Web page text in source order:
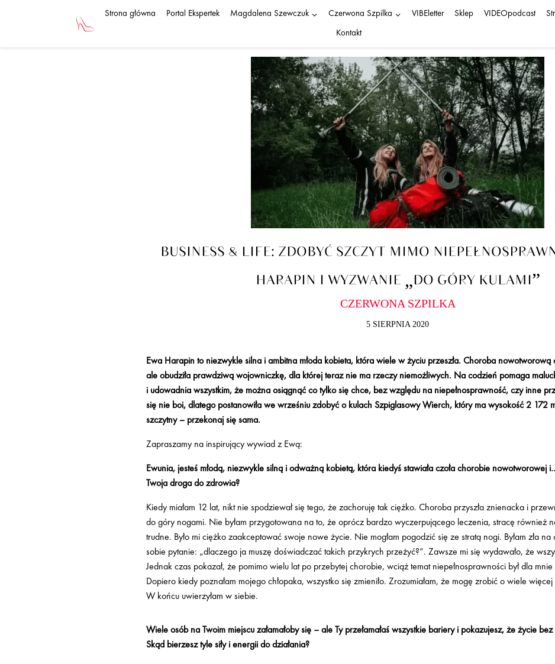
Strona główna Portal Ekspertek Magdalena Szewczuk Czerwona Szpilka VIBEletter Sklep VIDEOpodcast
Kontakt
BUSINESS & LIFE: ZDOBYĆ SZCZYT MIMO
HARAPIN I WYZWANIE „DO GÓRY KULAMI”
CZERWONA SZPILKA
5 SIERPNIA 2020
Ewa Harapin to niezwykle silna i ambitna młoda kobieta, która wiele w życiu przeszła. Choroba
ale obudziła prawdziwą wojowniczkę, dla której teraz nie ma rzeczy niemożliwych. Na codzień pomaga
i udowadnia wszystkim, że można osiągnąć co tylko się chce, bez względu na niepełnosprawność, czy inne
się nie boi, dlatego postanowiła we wrześniu zdobyć o kulach Szpiglasowy Wierch, który ma wysokość 2 172
szczytny – przekonaj się sama.
Zapraszamy na inspirujący wywiad z Ewą:
Ewunia, jesteś młodą, niezwykle silną i odważną kobietą, która kiedyś stawiała czoła chorobie nowotworowej
Twoja droga do zdrowia?
​Kiedy miałam 12 lat, nikt nie spodziewał się tego, że zachoruję tak ciężko. Choroba przyszła znienacka i
do góry nogami. Nie byłam przygotowana na to, że oprócz bardzo wyczerpującego leczenia, stracę również
trudne. Było mi ciężko zaakceptować swoje nowe życie. Nie mogłam pogodzić się ze stratą nogi. Byłam zła na
sobie pytanie: „dlaczego ja muszę doświadczać takich przykrych przeżyć?”. Zawsze mi się wydawało, że
Jednak czas pokazał, że pomimo wielu lat po przebytej chorobie, wciąż temat niepełnosprawności był dla
Dopiero kiedy poznałam mojego chłopaka, wszystko się zmieniło. Zrozumiałam, że mogę zrobić o wiele
W końcu uwierzyłam w siebie.
Wiele osób na Twoim miejscu załamałoby się – ale Ty przełamałaś wszystkie bariery i pokazujesz, że życie
Skąd bierzesz tyle siły i energii do działania?